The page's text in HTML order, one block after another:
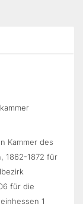
Kammer des
1862-1872 für
für die
1